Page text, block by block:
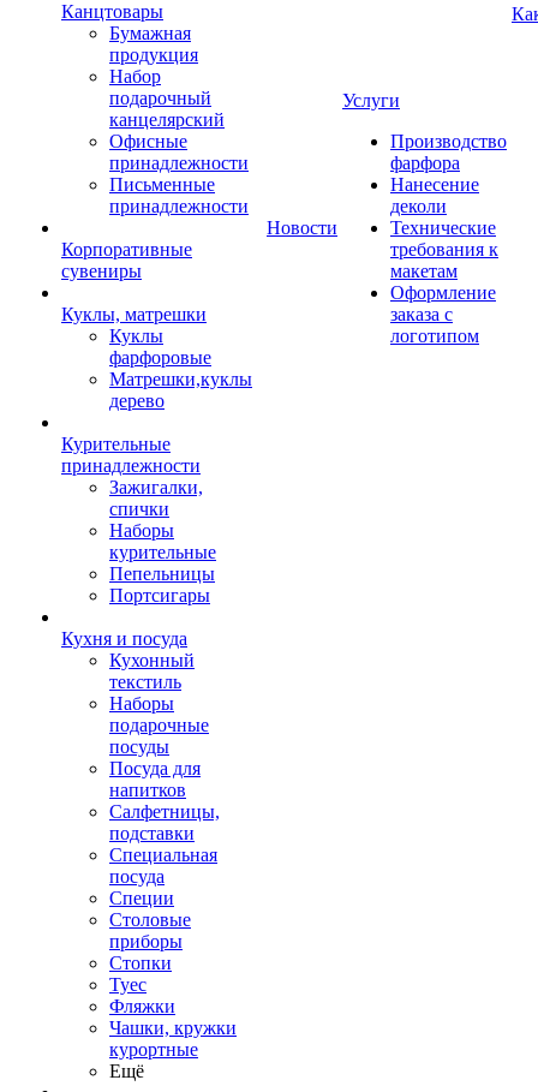
Канцтовары
Бумажная
продукция
Набор
подарочный
канцелярский
Офисные
принадлежности
Письменные
принадлежности
Корпоративные
сувениры
Куклы, матрешки
Куклы
фарфоровые
Матрешки,куклы
дерево
Курительные
принадлежности
Зажигалки,
спички
Наборы
курительные
Пепельницы
Портсигары
Кухня и посуда
Кухонный
текстиль
Наборы
подарочные
посуды
Посуда для
напитков
Салфетницы,
подставки
Специальная
посуда
Специи
Столовые
приборы
Стопки
Туес
Фляжки
Чашки, кружки
курортные
Ещё
Новости
Услуги
Производство
фарфора
Нанесение
деколи
Технические
требования к
макетам
Оформление
заказа с
логотипом